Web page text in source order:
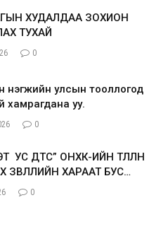
ХУДАЛДАА ЗОХИОН
ТУХАЙ
0
нэгжийн улсын тооллогод
хамрагдана уу.
0
УС ДТС” ОНӨХК-ИЙН ТӨЛӨӨЛӨН
ЗӨВЛӨЛИЙН ХАРААТ БУС
ШАЛГАРУУЛАХ ЗАР
0